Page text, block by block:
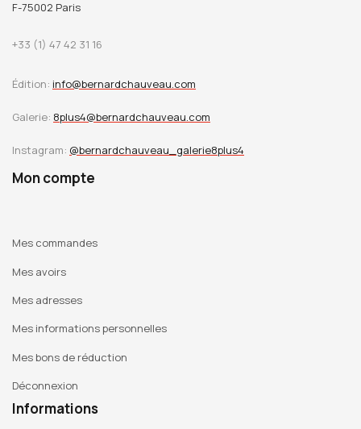
F-75002 Paris
+33 (1) 47 42 31 16
Édition: info@bernardchauveau.com
Galerie: 8plus4@bernardchauveau.com
Instagram: @bernardchauveau_galerie8plus4
Mon compte
Mes commandes
Mes avoirs
Mes adresses
Mes informations personnelles
Mes bons de réduction
Déconnexion
Informations